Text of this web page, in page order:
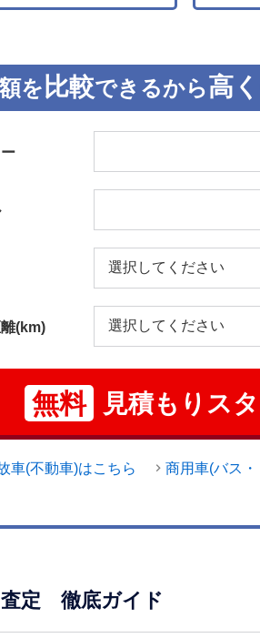
を 比較できるから高
(km)
無料 見積もりス
車(不動車)はこちら 商用車(バス
査定 徹底ガイド